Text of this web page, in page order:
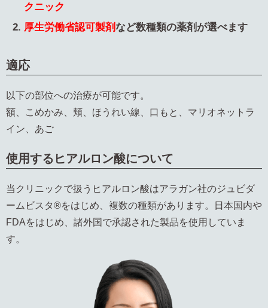
クニック
厚生労働省認可製剤など数種類の薬剤が選べます
適応
以下の部位への治療が可能です。
額、こめかみ、頬、ほうれい線、口もと、マリオネットラ
イン、あご
使用するヒアルロン酸について
当クリニックで扱うヒアルロン酸はアラガン社のジュビダ
ームビスタ®をはじめ、複数の種類があります。日本国内や
FDAをはじめ、諸外国で承認された製品を使用していま
す。